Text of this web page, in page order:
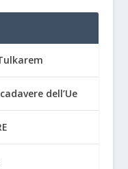
dell’Ue